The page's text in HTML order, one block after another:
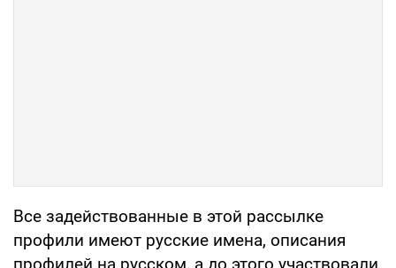
Все задействованные в этой рассылке
профили имеют русские имена, описания